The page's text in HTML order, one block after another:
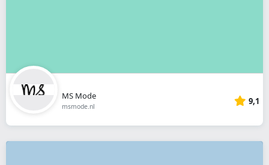
MS Mode
msmode.nl 9,1